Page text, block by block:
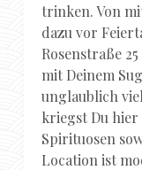
trinken. Von
dazu vor
Rosenstraße
mit Deinem
unglaublich
kriegst Du hier
Spirituosen
Location ist